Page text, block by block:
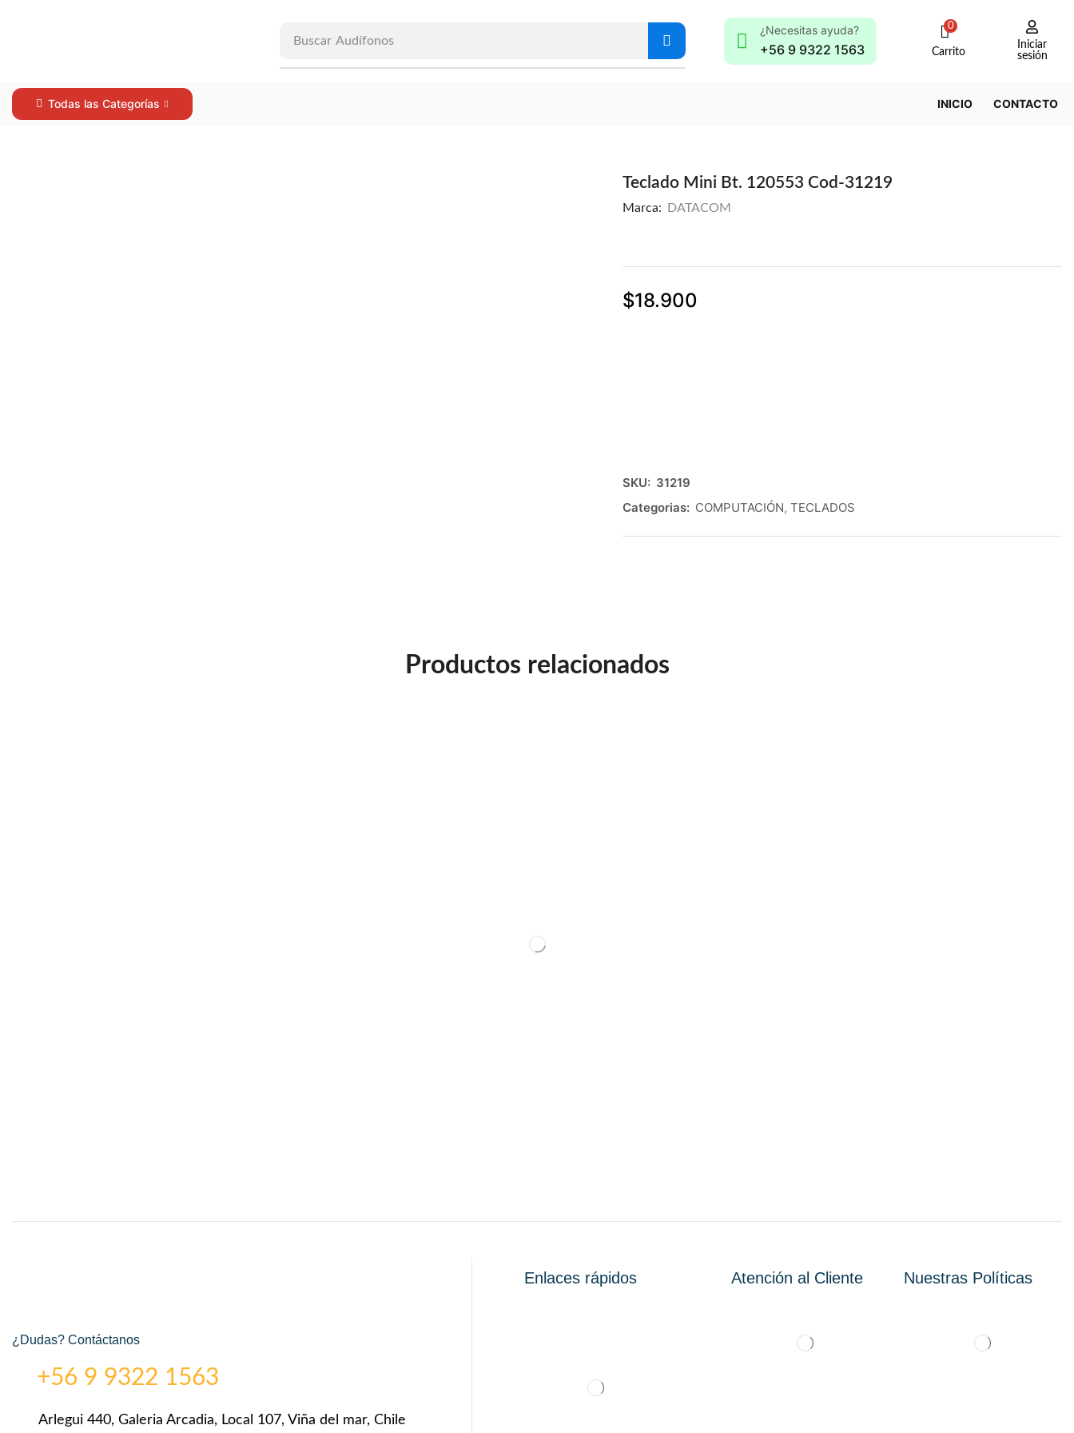
Buscar Audífonos
¿Necesitas ayuda?
+56 9 9322 1563
0
Carrito
Iniciar
sesión
Todas las Categorías INICIO CONTACTO
Teclado Mini Bt. 120553 Cod-31219
Marca: DATACOM
$18.900
SKU: 31219
Categorias: COMPUTACIÓN, TECLADOS
Productos relacionados
¿Dudas? Contáctanos
+56 9 9322 1563
Arlegui 440, Galeria Arcadia, Local 107, Viña del mar, Chile
Enlaces rápidos Atención al Cliente Nuestras Políticas